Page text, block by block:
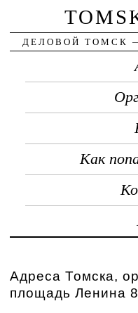
ДЕЛОВОЙ ТОМСК
Как
Адреса Томска,
площадь Ленина 8